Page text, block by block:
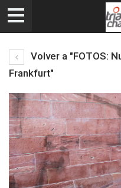
Volver a "FOTOS:
Frankfurt"